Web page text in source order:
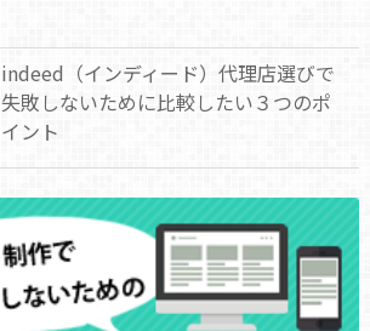
indeed（インディード）代理店選びで
失敗しないために比較したい３つのポ
イント